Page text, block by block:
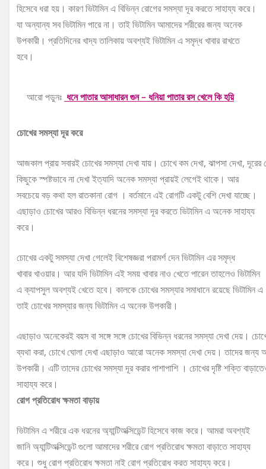
হিসেবে ধরা হয়। কারণ ভিটামিন এ বিভিন্ন রোগের সমস্যা দূর করতে সাহায্য করে।
যা অন্যান্য সব ভিটামিন পারে না। তাই ভিটামিন আমাদের শরীরের জন্য অনেক
উপকারী। প্রতিদিনের খাদ্য তালিকায় অবশ্যই ভিটামিন এ সমৃদ্ধ খাবার রাখতে
হবে।
আরো পড়ুনঃ ধনে পাতার আসাধারন গুন – ধনিয়া পাতার রস খেলে কি হয়ি
চোখের সমস্যা দূর করে
আজকাল প্রায় সবারই চোখের সমস্যা দেখা যায়। চোখে কম দেখা, ঝাপসা দেখা,
কিছুকে স্পষ্টভাবে না দেখা ইত্যাদি অনেক সমস্যা প্রায়ই লেগেই থাকে। আর
সবচেয়ে বড় কথা হল রাতকানা রোগ । বর্তমানে এই রোগটি একটু বেশি দেখা যাচ্ছে।
এছাড়াও চোখের আরও বিভিন্ন ধরনের সমস্যা দূর করতে ভিটামিন এ অনেক সাহায্য
করে।
চোখের একটু সমস্যা দেখা গেলেই বিশেষজ্ঞরা পরামর্শ দেন ভিটামিন এর সমৃদ্ধ
খাবার খাওয়ার। আর যদি ভিটামিন এই সময় খাবার নাও খেতে পারেন তাহলেও ভিটামিন
এ ক্যাপসুল অবশ্যই খেতে হবে। কালকে চোখের সমস্যার সমাধানে রয়েছে ভিটামিন
তাই চোখের সমস্যার জন্য ভিটামিন এ অনেক উপকারী।
এছাড়াও অনেকেরই বয়স বা সঙ্গে সঙ্গে চোখের বিভিন্ন ধরনের সমস্যা দেখা দেয়।
ব্যথা করা, চোখে ঘোলা দেখা এছাড়াও আরো অনেক সমস্যা দেখা দেয়। তাদের জন্য
উপকারী। এটি তাদের চোখের সমস্যা দূর করার পাশাপাশি । চোখের দৃষ্টি শক্তি
সাহায্য করে।
রোগ প্রতিরোধ ক্ষমতা বাড়ায়
ভিটামিন এ শরীরে এক ধরনের অ্যান্টিঅক্সিডেন্ট হিসেবে কাজ করে। আমরা অবশ্যই
জানি অ্যান্টিঅক্সিডেন্ট গুলো আমাদের শরীরে রোগ প্রতিরোধ ক্ষমতা বাড়াতে সাহায্য
করে। শুধু রোগ প্রতিরোধ ক্ষমতা নাই রোগ প্রতিরোধ করত সাহায্য করে।